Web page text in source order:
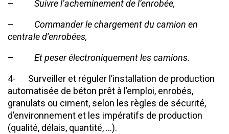
– Suivre l’acheminement de l’enrobée,
– Commander le chargement du camion en
centrale d’enrobées,
– Et peser électroniquement les camions.
4- Surveiller et réguler l’installation de production
automatisée de béton prêt à l’emploi, enrobés,
granulats ou ciment, selon les règles de sécurité,
d’environnement et les impératifs de production
(qualité, délais, quantité, …).